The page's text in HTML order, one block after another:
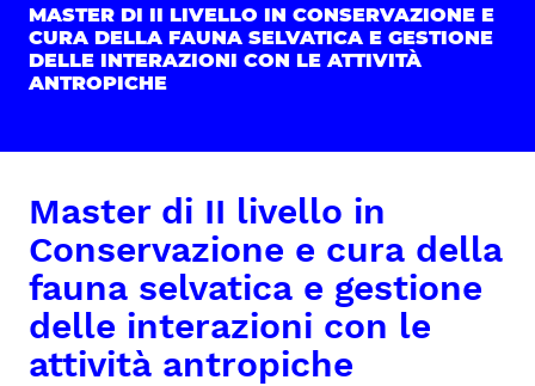
MASTER DI II LIVELLO IN CONSERVAZIONE E
CURA DELLA FAUNA SELVATICA E GESTIONE
DELLE INTERAZIONI CON LE ATTIVITÀ
ANTROPICHE
Master di II livello in
Conservazione e cura della
fauna selvatica e gestione
delle interazioni con le
attività antropiche